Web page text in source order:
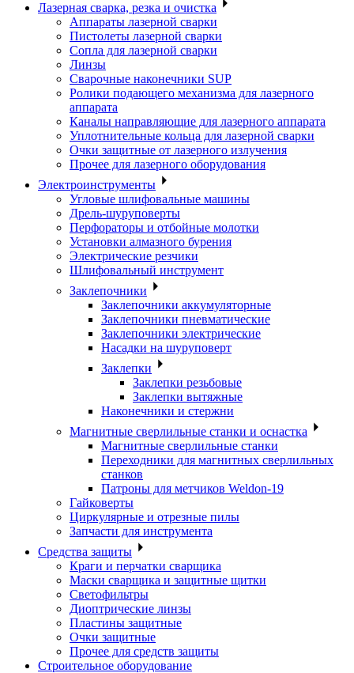
Лазерная сварка, резка и очистка
Аппараты лазерной сварки
Пистолеты лазерной сварки
Сопла для лазерной сварки
Линзы
Сварочные наконечники SUP
Ролики подающего механизма для лазерного
аппарата
Каналы направляющие для лазерного аппарата
Уплотнительные кольца для лазерной сварки
Очки защитные от лазерного излучения
Прочее для лазерного оборудования
Электроинструменты
Угловые шлифовальные машины
Дрель-шуруповерты
Перфораторы и отбойные молотки
Установки алмазного бурения
Электрические резчики
Шлифовальный инструмент
Заклепочники
Заклепочники аккумуляторные
Заклепочники пневматические
Заклепочники электрические
Насадки на шуруповерт
Заклепки
Заклепки резьбовые
Заклепки вытяжные
Наконечники и стержни
Магнитные сверлильные станки и оснастка
Магнитные сверлильные станки
Переходники для магнитных сверлильных
станков
Патроны для метчиков Weldon-19
Гайковерты
Циркулярные и отрезные пилы
Запчасти для инструмента
Средства защиты
Краги и перчатки сварщика
Маски сварщика и защитные щитки
Светофильтры
Диоптрические линзы
Пластины защитные
Очки защитные
Прочее для средств защиты
Строительное оборудование